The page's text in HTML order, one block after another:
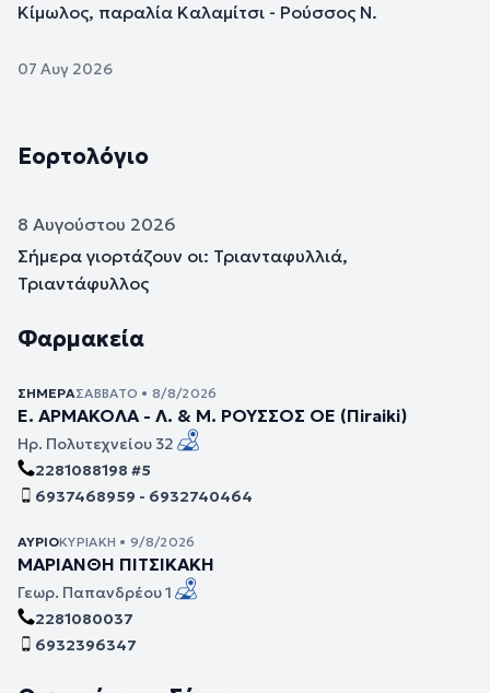
Κίμωλος, παραλία Καλαμίτσι - Ρούσσος Ν.
07 Αυγ 2026
Εορτολόγιο
8 Αυγούστου 2026
Σήμερα γιορτάζουν οι: Τριανταφυλλιά,
Τριαντάφυλλος
Φαρμακεία
ΣΉΜΕΡΑΣΆΒΒΑΤΟ • 8/8/2026
Ε. ΑΡΜΑΚΟΛΑ - Λ. & Μ. ΡΟΥΣΣΟΣ ΟΕ (Πiraiki)
Ηρ. Πολυτεχνείου 32
2281088198 #5
6937468959 - 6932740464
ΑΎΡΙΟΚΥΡΙΑΚΉ • 9/8/2026
ΜΑΡΙΑΝΘΗ ΠΙΤΣΙΚΑΚΗ
Γεωρ. Παπανδρέου 1
2281080037
6932396347